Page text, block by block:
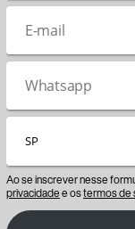
Ao se inscrever nesse
privacidadee ostermos de